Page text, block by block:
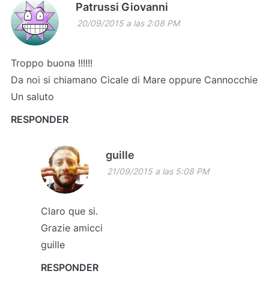
Patrussi Giovanni
20/09/2015 a las 2:08 PM
Troppo buona !!!!!!
Da noi si chiamano Cicale di Mare oppure Cannocchie
Un saluto
RESPONDER
guille
21/09/2015 a las 5:08 PM
Claro que si.
Grazie amicci
guille
RESPONDER